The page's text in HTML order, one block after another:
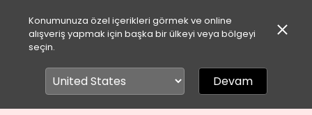
Konumunuza özel içerikleri görmek ve online
alışveriş yapmak için başka bir ülkeyi veya bölgeyi
seçin.
Devam